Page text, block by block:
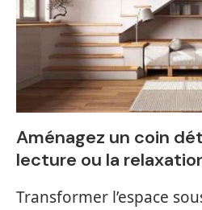
Aménagez un coin
lecture ou la
Transformer l’espace